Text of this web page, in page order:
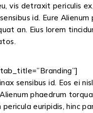
vis detraxit periculis
id. Eure
an. Eius lorem
sensibus id. Eos ei
phaedrum
euripidis, hinc